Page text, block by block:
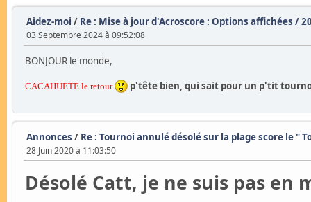
Aidez-moi / Re : Mise à jour d'Acroscore : Options affichées /
03 Septembre 2024 à 09:52:08
BONJOUR le monde,
CACAHUETE le retour p'tête bien, qui sait pour un p'tit
Annonces / Re : Tournoi annulé désolé sur la plage score le "
28 Juin 2020 à 11:03:50
Désolé Catt, je ne suis pas en